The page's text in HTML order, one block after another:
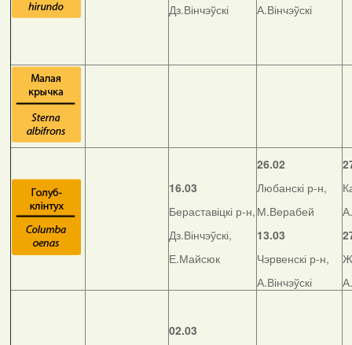
Дз.Вінчэўскі
А.Вінчэўскі
16.03
Бераставіцкі р-н,
Дз.Вінчэўскі,
Е.Майсюк
26.02
Любанскі р-н,
М.Верабей
13.03
Чэрвенскі р-н,
А.Вінчэўскі
02.03